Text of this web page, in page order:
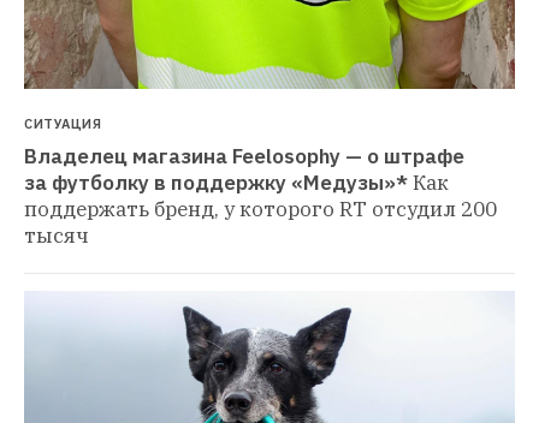
СИТУАЦИЯ
Владелец магазина Feelosophy — о штрафе
за футболку в поддержку «Медузы»*Как
поддержать бренд, у которого RT отсудил 200
тысяч